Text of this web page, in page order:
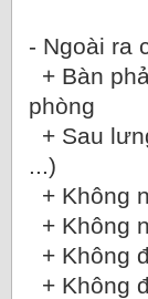
- Ngoài ra
+ Bàn
phòng
+ Sau
...)
+ Không
+ Không
+ Không
+ Không